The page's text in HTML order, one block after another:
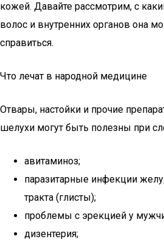
кожей. Давайте рассмотрим, с
волос и внутренних органов она
справиться.
Что лечат в народной медицине
Отвары, настойки и прочие
шелухи могут быть полезны при
авитаминоз;
паразитарные инфекции
тракта (глисты);
проблемы с эрекцией у
дизентерия;